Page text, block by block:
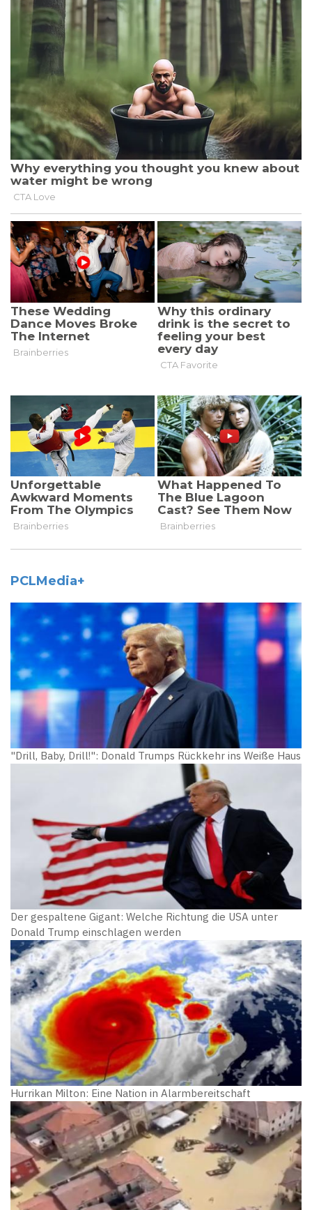
PCLMedia+
"Drill, Baby, Drill!": Donald Trumps Rückkehr ins Weiße Haus
Der gespaltene Gigant: Welche Richtung die USA unter
Donald Trump einschlagen werden
Hurrikan Milton: Eine Nation in Alarmbereitschaft